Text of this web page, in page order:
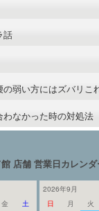
話
弱い方にはズバリこ
なかった時の対処法
店舗 営業日カレン
金
土
2026年9月
日
月 火